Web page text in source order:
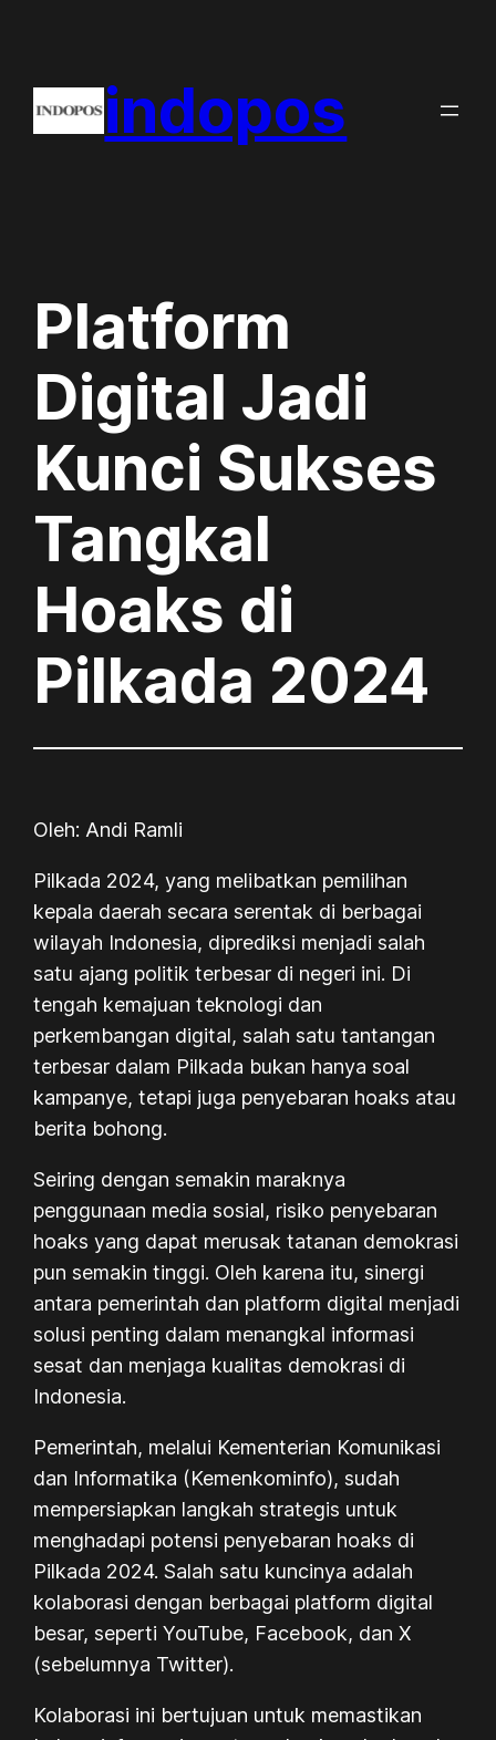
content
indopos
Platform
Digital Jadi
Kunci Sukses
Tangkal
Hoaks di
Pilkada 2024
Oleh: Andi Ramli
Pilkada 2024, yang melibatkan pemilihan
kepala daerah secara serentak di berbagai
wilayah Indonesia, diprediksi menjadi salah
satu ajang politik terbesar di negeri ini. Di
tengah kemajuan teknologi dan
perkembangan digital, salah satu tantangan
terbesar dalam Pilkada bukan hanya soal
kampanye, tetapi juga penyebaran hoaks atau
berita bohong.
Seiring dengan semakin maraknya
penggunaan media sosial, risiko penyebaran
hoaks yang dapat merusak tatanan demokrasi
pun semakin tinggi. Oleh karena itu, sinergi
antara pemerintah dan platform digital menjadi
solusi penting dalam menangkal informasi
sesat dan menjaga kualitas demokrasi di
Indonesia.
Pemerintah, melalui Kementerian Komunikasi
dan Informatika (Kemenkominfo), sudah
mempersiapkan langkah strategis untuk
menghadapi potensi penyebaran hoaks di
Pilkada 2024. Salah satu kuncinya adalah
kolaborasi dengan berbagai platform digital
besar, seperti YouTube, Facebook, dan X
(sebelumnya Twitter).
Kolaborasi ini bertujuan untuk memastikan